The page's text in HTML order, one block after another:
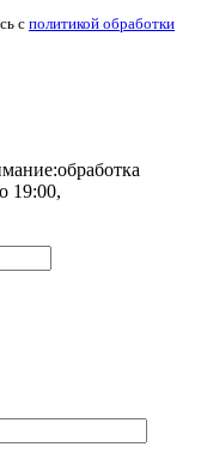
с политикой обработки
обработка
19:00,